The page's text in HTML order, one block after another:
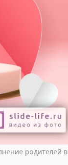
родителей в